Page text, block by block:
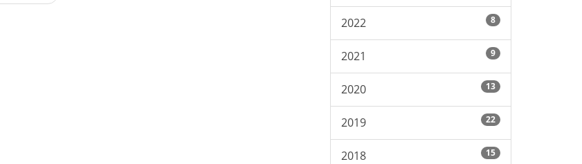
2022 8
2021 9
2020 13
2019 22
2018 15